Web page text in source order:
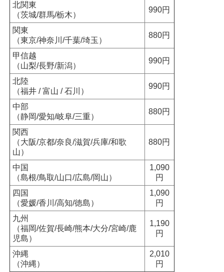
北関東
（茨城/群馬/栃木）
990円
関東
（東京/神奈川/千葉/埼玉）
880円
甲信越
（山梨/長野/新潟）
990円
北陸
（福井 / 富山 / 石川）
990円
中部
（静岡/愛知/岐阜/三重）
880円
関西
（大阪/京都/奈良/滋賀/兵庫/和歌
山）
880円
中国
（島根/鳥取/山口/広島/岡山）
1,090
円
四国
（愛媛/香川/高知/徳島）
1,090
円
九州
（福岡/佐賀/長崎/熊本/大分/宮崎/鹿
児島）
1,190
円
沖縄
（沖縄）
2,010
円